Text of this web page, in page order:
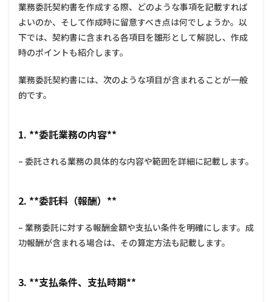
か？
5.3
単発
の取
も業
務委
託契
わす
べき
ょう
業務委託契約書を作成する際、どのような事項を記載すれば
よいのか、そして作成時に留意すべき点は何でしょうか。以
下では、契約書に含まれる各項目を雛形として解説し、作成
時のポイントも紹介します。
業務委託契約書には、次のような項目が含まれることが一般
的です。
1. **委託業務の内容**
– 委託される業務の具体的な内容や範囲を詳細に記載します。
2. **委託料（報酬）**
– 業務委託に対する報酬金額や支払い条件を明確にします。成
功報酬が含まれる場合は、その算定方法も記載します。
3. **支払条件、支払時期**